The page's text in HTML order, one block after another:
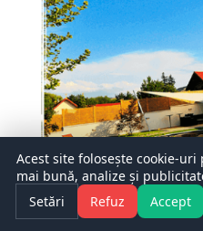
Acest site folosește cookie-
mai bună, analize și
Setări
Refuz Accept